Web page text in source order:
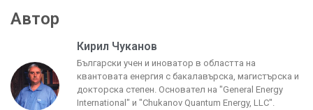
Автор
Кирил Чуканов
Български учен и иноватор в областта на
квантовата енергия с бакалавърска, магистърска и
докторска степен. Основател на "General Energy
International" и "Chukanov Quantum Energy, LLC".